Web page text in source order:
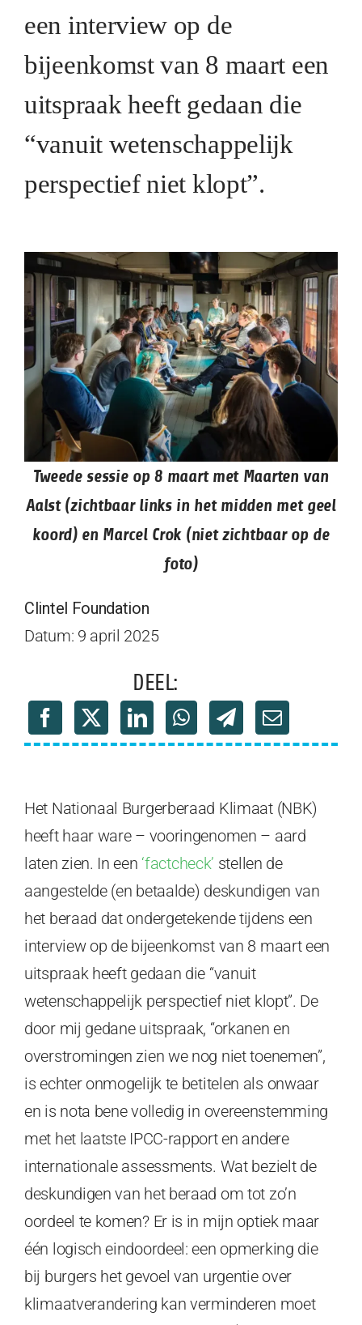
een interview op de
bijeenkomst van 8 maart een
uitspraak heeft gedaan die
“vanuit wetenschappelijk
perspectief niet klopt”.
Tweede sessie op 8 maart met Maarten van
Aalst (zichtbaar links in het midden met geel
koord) en Marcel Crok (niet zichtbaar op de
foto)
Clintel Foundation
Datum: 9 april 2025
DEEL:
Het Nationaal Burgerberaad Klimaat (NBK)
heeft haar ware – vooringenomen – aard
laten zien. In een ‘factcheck’ stellen de
aangestelde (en betaalde) deskundigen van
het beraad dat ondergetekende tijdens een
interview op de bijeenkomst van 8 maart een
uitspraak heeft gedaan die “vanuit
wetenschappelijk perspectief niet klopt”. De
door mij gedane uitspraak, “orkanen en
overstromingen zien we nog niet toenemen”,
is echter onmogelijk te betitelen als onwaar
en is nota bene volledig in overeenstemming
met het laatste IPCC-rapport en andere
internationale assessments. Wat bezielt de
deskundigen van het beraad om tot zo’n
oordeel te komen? Er is in mijn optiek maar
één logisch eindoordeel: een opmerking die
bij burgers het gevoel van urgentie over
klimaatverandering kan verminderen moet